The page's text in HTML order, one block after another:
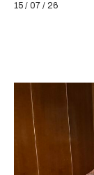
15 / 07 / 26